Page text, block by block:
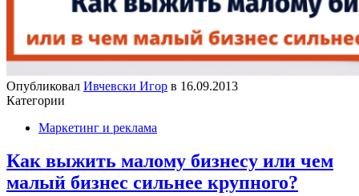
Опубликовал Ивчевски Игор в 16.09.2013
Категории
Маркетинг и реклама
Как выжить малому бизнесу или чем
малый бизнес сильнее крупного?